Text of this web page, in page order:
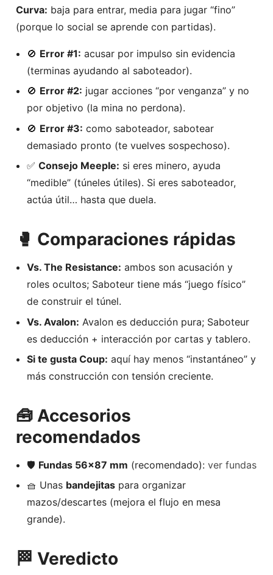
Curva: baja para entrar, media para jugar “fino”
(porque lo social se aprende con partidas).
🚫 Error #1: acusar por impulso sin evidencia
(terminas ayudando al saboteador).
🚫 Error #2: jugar acciones “por venganza” y no
por objetivo (la mina no perdona).
🚫 Error #3: como saboteador, sabotear
demasiado pronto (te vuelves sospechoso).
✅ Consejo Meeple: si eres minero, ayuda
“medible” (túneles útiles). Si eres saboteador,
actúa útil… hasta que duela.
🥊 Comparaciones rápidas
Vs. The Resistance: ambos son acusación y
roles ocultos; Saboteur tiene más “juego físico”
de construir el túnel.
Vs. Avalon: Avalon es deducción pura; Saboteur
es deducción + interacción por cartas y tablero.
Si te gusta Coup: aquí hay menos “instantáneo” y
más construcción con tensión creciente.
🧰 Accesorios
recomendados
🛡️ Fundas 56×87 mm (recomendado): ver fundas
🧺 Unas bandejitas para organizar
mazos/descartes (mejora el flujo en mesa
grande).
🏁 Veredicto